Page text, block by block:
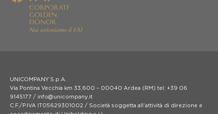
UNICOMPANY S.p.A.
Via Pontina Vecchia km 33,600 – 00040 Ardea (RM) tel: +39 06
9145177 / info@unicompany.it
C.F./P.IVA IT05629301002 / Società soggetta all’attività di direzione e